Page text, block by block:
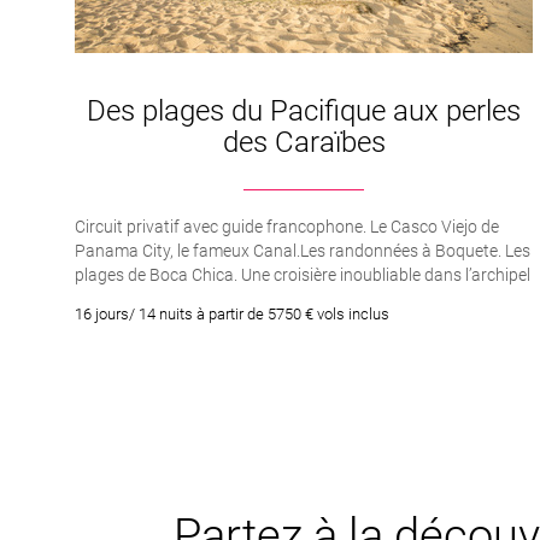
Des plages du Pacifique aux perles
des Caraïbes
Circuit privatif avec guide francophone. Le Casco Viejo de
Panama City, le fameux Canal.Les randonnées à Boquete. Les
plages de Boca Chica. Une croisière inoubliable dans l’archipel
16 jours/ 14 nuits à partir de 5750 € vols inclus